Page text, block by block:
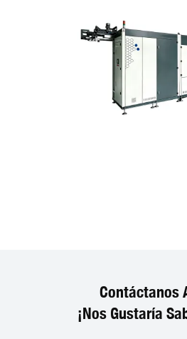
Contáctanos
¡Nos Gustaría